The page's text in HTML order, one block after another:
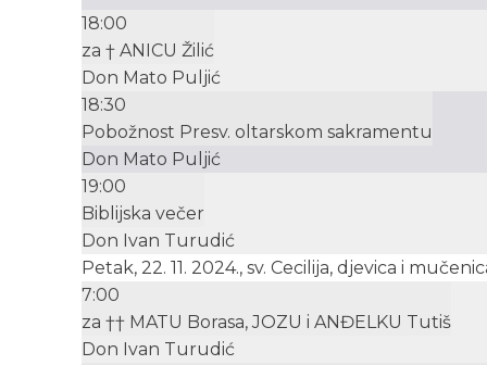
18:00
za † ANICU Žilić
Don Mato Puljić
18:30
Pobožnost Presv. oltarskom sakramentu
Don Mato Puljić
19:00
Biblijska večer
Don Ivan Turudić
Petak, 22. 11. 2024., sv. Cecilija, djevica i
7:00
za †† MATU Borasa, JOZU i ANĐELKU Tutiš
Don Ivan Turudić